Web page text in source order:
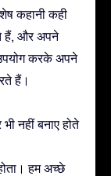
कहानी कही
हैं, और अपने
करके अपने
हैं।
नहीं बनाए होते
हम अच्छे